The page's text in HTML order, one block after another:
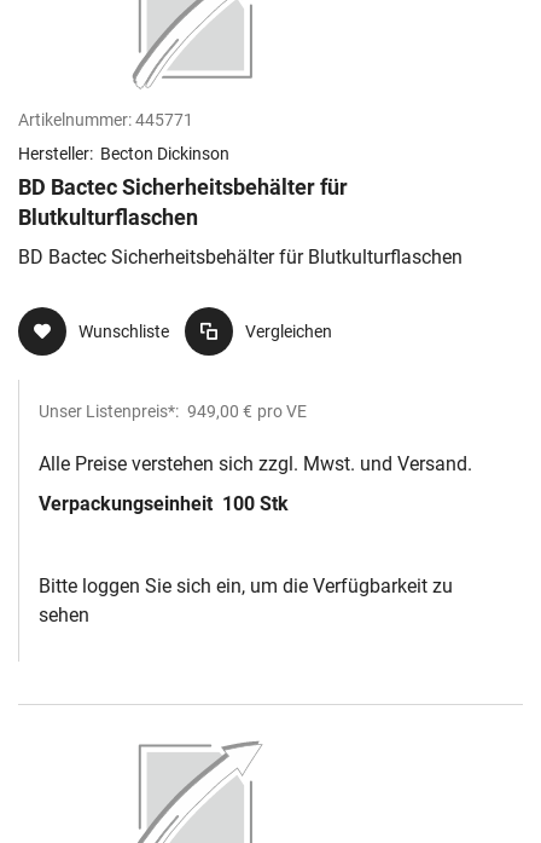
Artikelnummer:445771
Hersteller: Becton Dickinson
BD Bactec Sicherheitsbehälter für
Blutkulturflaschen
BD Bactec Sicherheitsbehälter für Blutkulturflaschen
Wunschliste Vergleichen
Unser Listenpreis*: 949,00 € pro VE
Alle Preise verstehen sich zzgl. Mwst. und Versand.
Verpackungseinheit 100 Stk
Bitte loggen Sie sich ein, um die Verfügbarkeit zu
sehen